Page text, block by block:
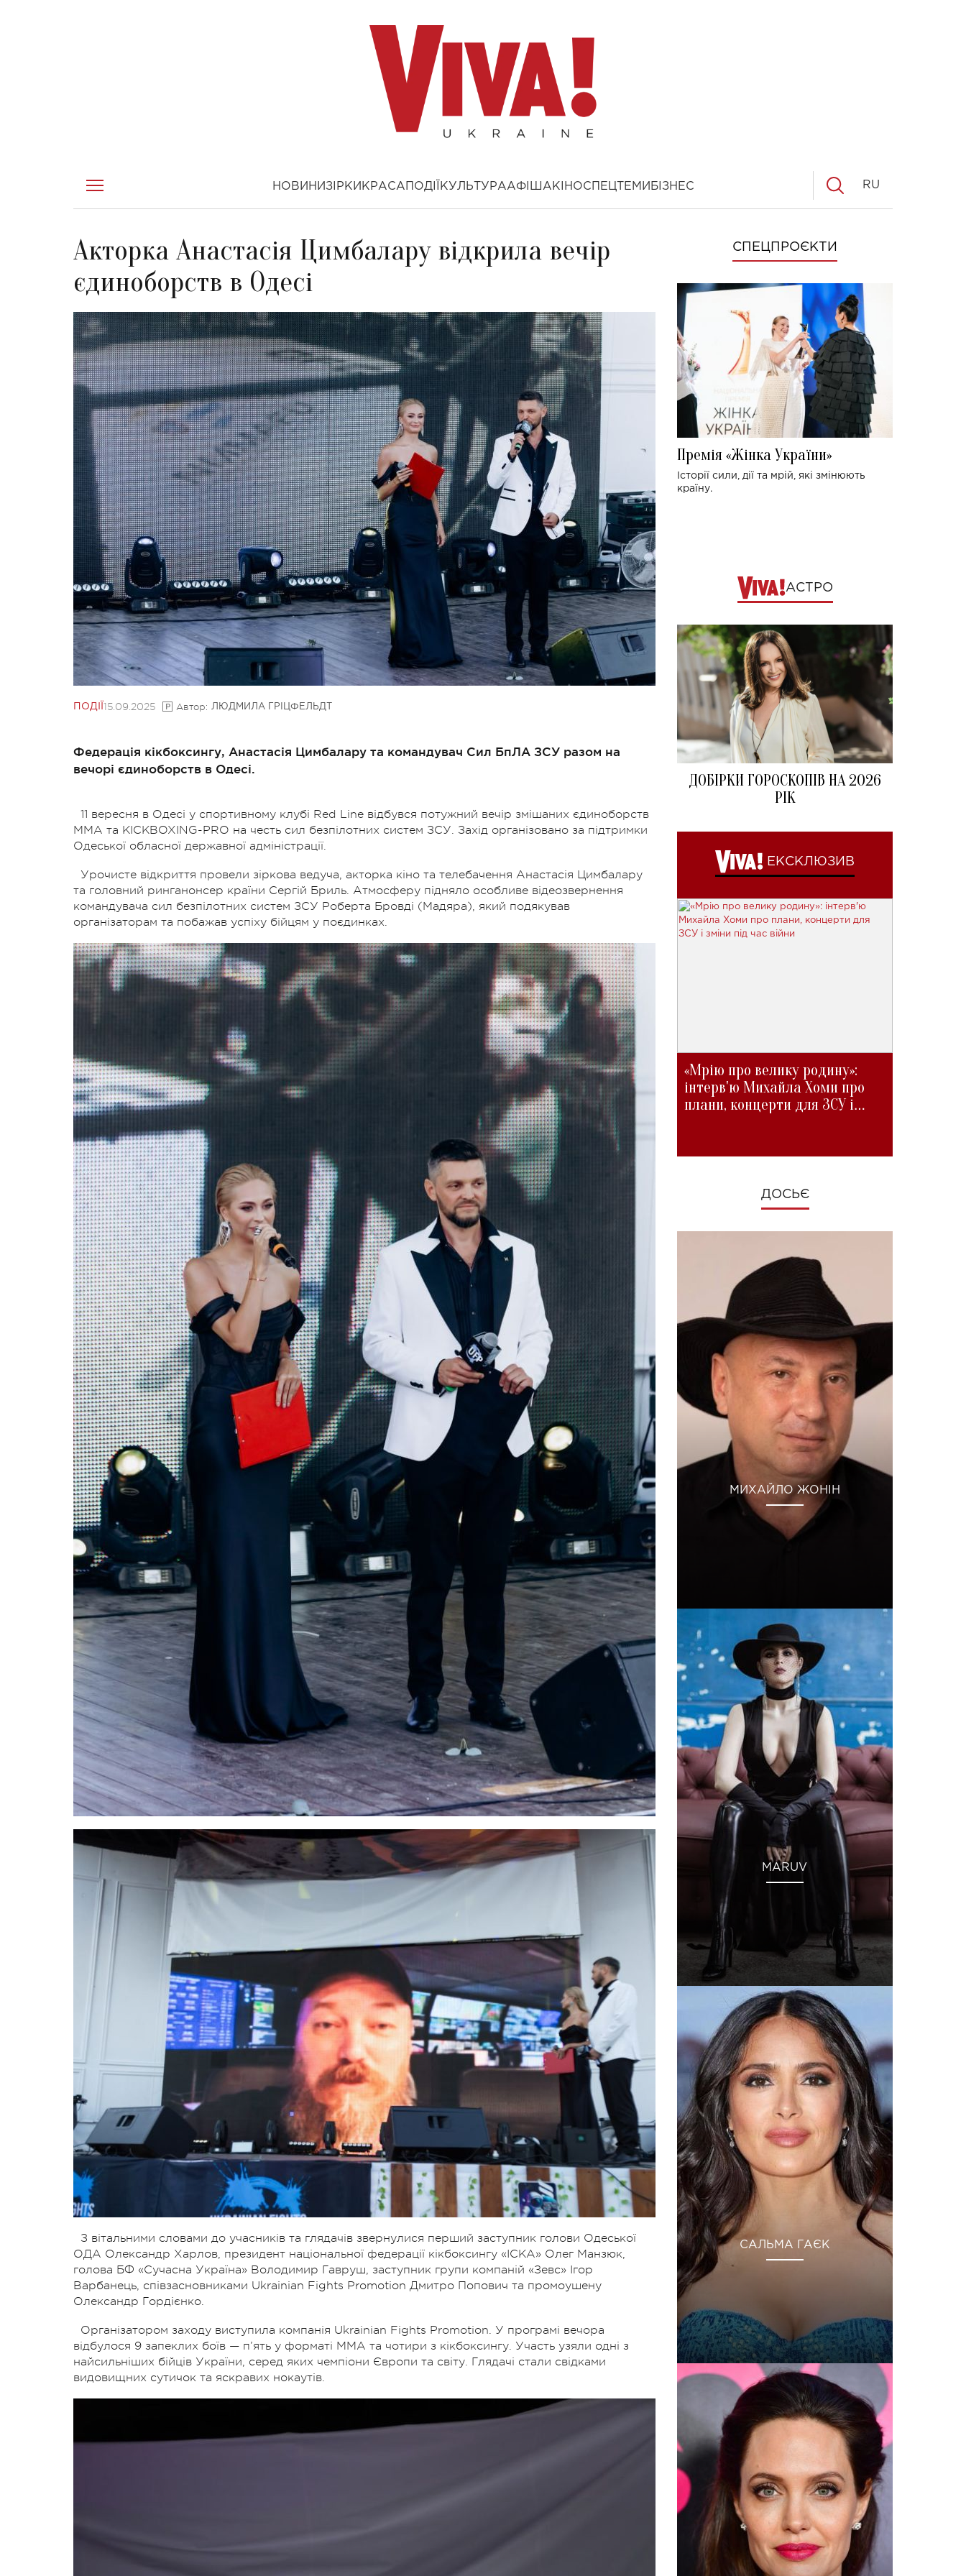
НОВИНИ ЗІРКИ КРАСА ПОДІЇ КУЛЬТУРААФІША КІНОСПЕЦТЕМИ БІЗНЕС RU
Акторка Анастасія Цимбалару відкрила вечір
єдиноборств в Одесі
ПОДІЇ 15.09.2025 Автор: ЛЮДМИЛА ГРІЦФЕЛЬДТ
Федерація кікбоксингу, Анастасія Цимбалару та командувач Сил БпЛА ЗСУ разом на
вечорі єдиноборств в Одесі.
11 вересня в Одесі у спортивному клубі Red Line відбувся потужний вечір змішаних єдиноборств
ММА та KICKBOXING-PRO на честь сил безпілотних систем ЗСУ. Захід організовано за підтримки
Одеської обласної державної адміністрації.
Урочисте відкриття провели зіркова ведуча, акторка кіно та телебачення Анастасія Цимбалару
та головний ринганонсер країни Сергій Бриль. Атмосферу підняло особливе відеозвернення
командувача сил безпілотних систем ЗСУ Роберта Бровді (Мадяра), який подякував
організаторам та побажав успіху бійцям у поєдинках.
З вітальними словами до учасників та глядачів звернулися перший заступник голови Одеської
ОДА Олександр Харлов, президент національної федерації кікбоксингу «ІСКА» Олег Манзюк,
голова БФ «Сучасна Україна» Володимир Гавруш, заступник групи компаній «Зевс» Ігор
Варбанець, співзасновниками Ukrainian Fights Promotion Дмитро Попович та промоушену
Олександр Гордієнко.
Організатором заходу виступила компанія Ukrainian Fights Promotion. У програмі вечора
відбулося 9 запеклих боїв — п’ять у форматі ММА та чотири з кікбоксингу. Участь узяли одні з
найсильніших бійців України, серед яких чемпіони Європи та світу. Глядачі стали свідками
видовищних сутичок та яскравих нокаутів.
СПЕЦПРОЄКТИ
Премія «Жінка України»
Історії сили, дії та мрій, які змінюють
країну.
АСТРО
ДОБІРКИ ГОРОСКОПІВ НА 2026
РІК
ЕКСКЛЮЗИВ
«Мрію про велику родину»:
інтерв'ю Михайла Хоми про
плани, концерти для ЗСУ і
ДОСЬЄ
МИХАЙЛО ЖОНІН
MARUV
САЛЬМА ГАЄК